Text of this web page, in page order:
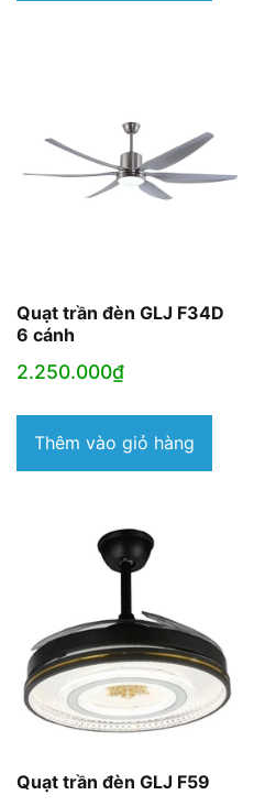
Quạt trần đèn GLJ F34D
6 cánh
2.250.000₫
Thêm vào giỏ hàng
Quạt trần đèn GLJ F59